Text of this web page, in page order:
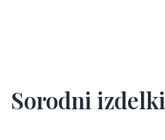
Sorodni izdelki